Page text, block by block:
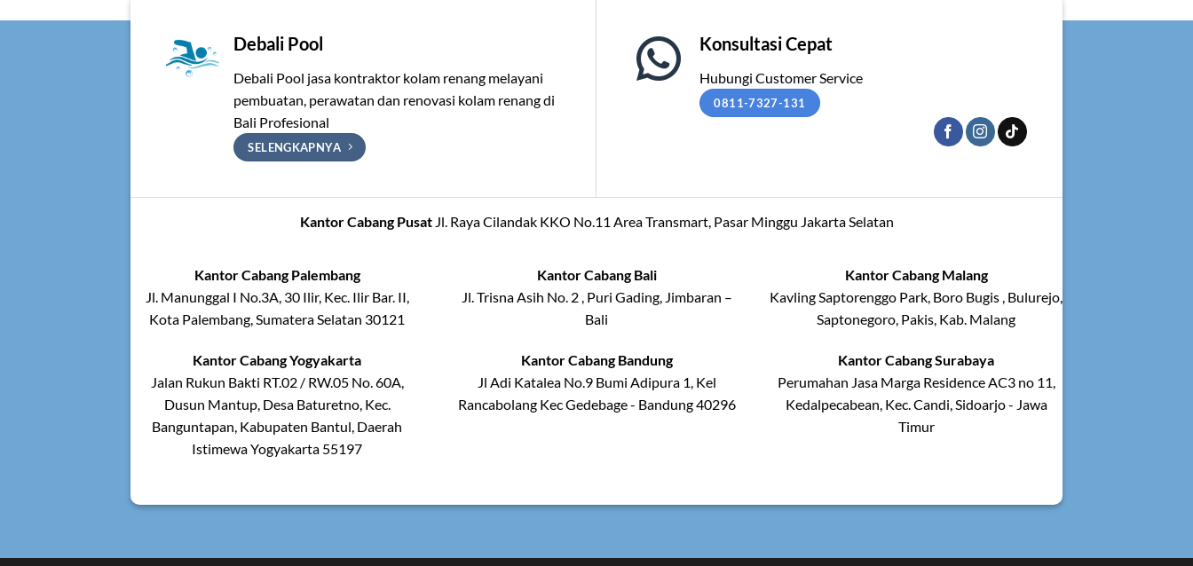
Debali Pool
Debali Pool jasa kontraktor kolam renang melayani
pembuatan, perawatan dan renovasi kolam renang di
Bali Profesional
SELENGKAPNYA
Konsultasi Cepat
Hubungi Customer Service
0811-7327-131
Kantor Cabang PusatJl. Raya Cilandak KKO No.11 Area Transmart, Pasar Minggu Jakarta Selatan
Kantor Cabang Palembang
Jl. Manunggal I No.3A, 30 Ilir, Kec. Ilir Bar. II,
Kota Palembang, Sumatera Selatan 30121
Kantor Cabang Yogyakarta
Jalan Rukun Bakti RT.02 / RW.05 No. 60A,
Dusun Mantup, Desa Baturetno, Kec.
Banguntapan, Kabupaten Bantul, Daerah
Istimewa Yogyakarta 55197
Kantor Cabang Bali
Jl. Trisna Asih No. 2 , Puri Gading, Jimbaran –
Bali
Kantor Cabang Bandung
Jl Adi Katalea No.9 Bumi Adipura 1, Kel
Rancabolang Kec Gedebage - Bandung 40296
Kantor Cabang Malang
Kavling Saptorenggo Park, Boro Bugis , Bulurejo,
Saptonegoro, Pakis, Kab. Malang
Kantor Cabang Surabaya
Perumahan Jasa Marga Residence AC3 no 11,
Kedalpecabean, Kec. Candi, Sidoarjo - Jawa
Timur